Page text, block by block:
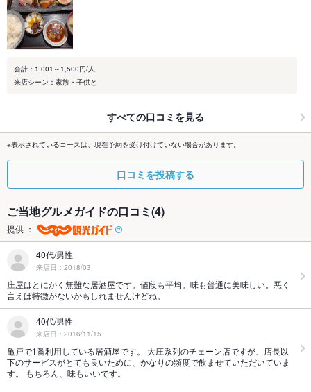
会計：1,001～1,500円/人
来店シーン：家族・子供と
すべての口コミを見る
※表示されているコースは、現在予約を受け付けていない場合があります。
口コミを投稿する
ご当地グルメガイドの口コミ(4)
提供 ：
40代/男性
来店日：2018/03
庄屋はとにかく無難な居酒屋です。値段も平均。味も普通に美味しい。悪く
言えば特徴がないかもしれませんけどね。
40代/男性
来店日：2016/11/15
亀戸で1番利用している居酒屋です。 大庄系列のチェーン店ですが、店長以
下のサービスがとても良いために、かなりの頻度で飲ませていただいていま
す。 もちろん、味もいいです。